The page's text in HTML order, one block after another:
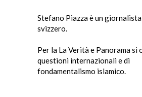
Stefano Piazza è un
svizzero.
Per la La Verità e Panorama si
questioni internazionali e di
fondamentalismo islamico.